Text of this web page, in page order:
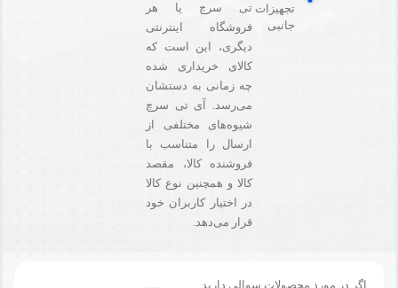
تجهیزات
جانبی
تی سرچ یا هر
فروشگاه‌ اینترنتی
دیگری، این است که
کالای خریداری شده
چه زمانی به دستشان
می‌رسد. آی تی سرچ
شیوه‌های مختلفی از
ارسال را متناسب با
فروشنده کالا،‌ مقصد
کالا و همچنین نوع کالا
در اختیار کاربران خود
قرار می‌دهد.
اگر در مورد محصولات سوالی دارید